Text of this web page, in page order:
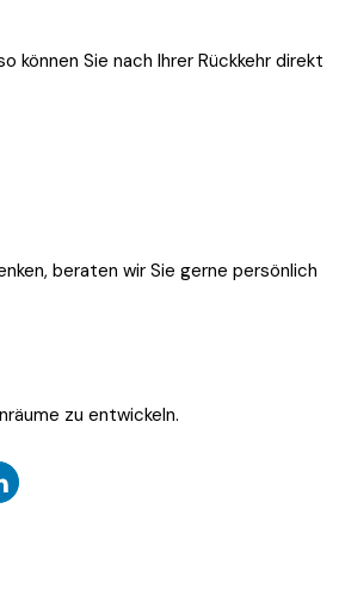
können Sie nach Ihrer Rückkehr direkt
beraten wir Sie gerne persönlich
zu entwickeln.